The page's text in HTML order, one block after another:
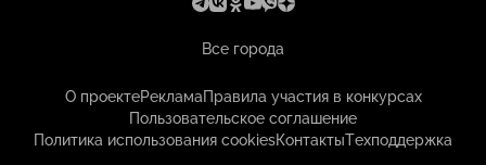
Все города
О проектеРекламаПравила участия в конкурсах
Пользовательское соглашение
Политика использования cookiesКонтактыТехподдержка